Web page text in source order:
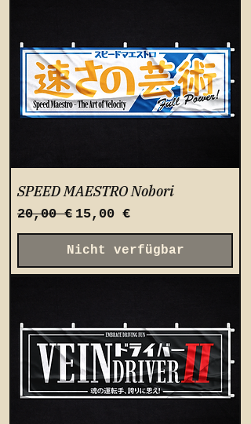
SPEED MAESTRO Nobori
Standardpreis
20,00 € Sale-Preis
15,00 €
Nicht verfügbar